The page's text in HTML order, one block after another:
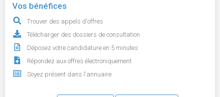
Vos bénéfices
Trouver des appels d'offres
Télécharger des dossiers de consultation
Déposez votre candidature en 5 minutes
Répondez aux offres électroniquement
Soyez présent dans l'annuaire